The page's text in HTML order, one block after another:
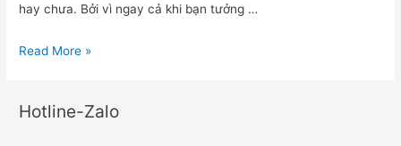
hay chưa. Bởi vì ngay cả khi bạn tưởng …
Hệ
bị
Read More »
Hotline-Zalo